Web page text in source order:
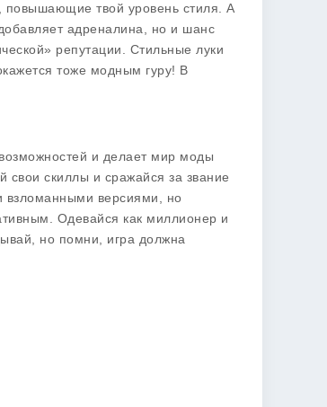
повышающие твой уровень стиля. А
адреналина, но и шанс
репутации. Стильные луки
тоже модным гуру! В
и делает мир моды
свои скиллы и сражайся за звание
взломанными версиями, но
Одевайся как миллионер и
но помни, игра должна